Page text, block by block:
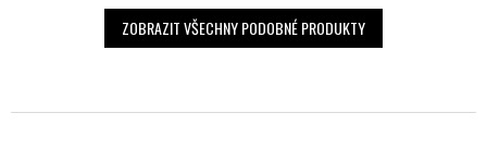
ZOBRAZIT VŠECHNY PODOBNÉ PRODUKTY